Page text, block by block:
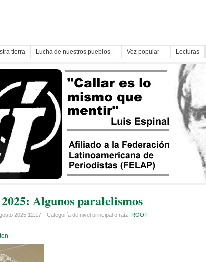
tierra Lucha de nuestros pueblos Voz popular Lecturas
Algunos paralelismos
2025 12:17 Categoría de nivel principal o raíz: ROOT